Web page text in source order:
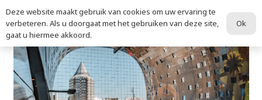
Deze website maakt gebruik van cookies om uw ervaring te
verbeteren. Als u doorgaat met het gebruiken van deze site,
gaat u hiermee akkoord.
Ok